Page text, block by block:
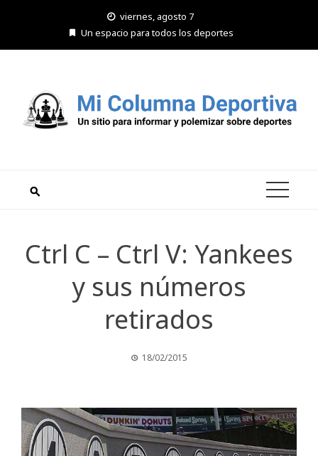
viernes, agosto 7
Un espacio para todos los deportes
Ctrl C – Ctrl V: Yankees
y sus números
retirados
18/02/2015